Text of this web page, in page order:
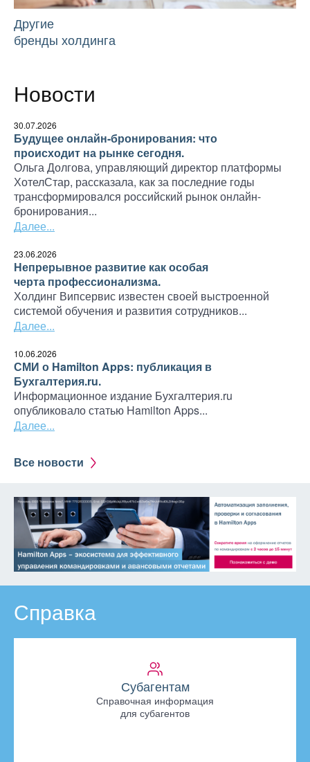
Другие
бренды холдинга
Новости
30.07.2026
Будущее онлайн-бронирования: что
происходит на рынке сегодня.
Ольга Долгова, управляющий директор платформы
ХотелСтар, рассказала, как за последние годы
трансформировался российский рынок онлайн-
бронирования...
Далее...
23.06.2026
Непрерывное развитие как особая
черта профессионализма.
Холдинг Випсервис известен своей выстроенной
системой обучения и развития сотрудников...
Далее...
10.06.2026
СМИ о Hamilton Apps: публикация в
Бухгалтерия.ru.
Информационное издание Бухгалтерия.ru
опубликовало статью Hamilton Apps...
Далее...
Все новости
Справка
Субагентам
Справочная информация
для субагентов